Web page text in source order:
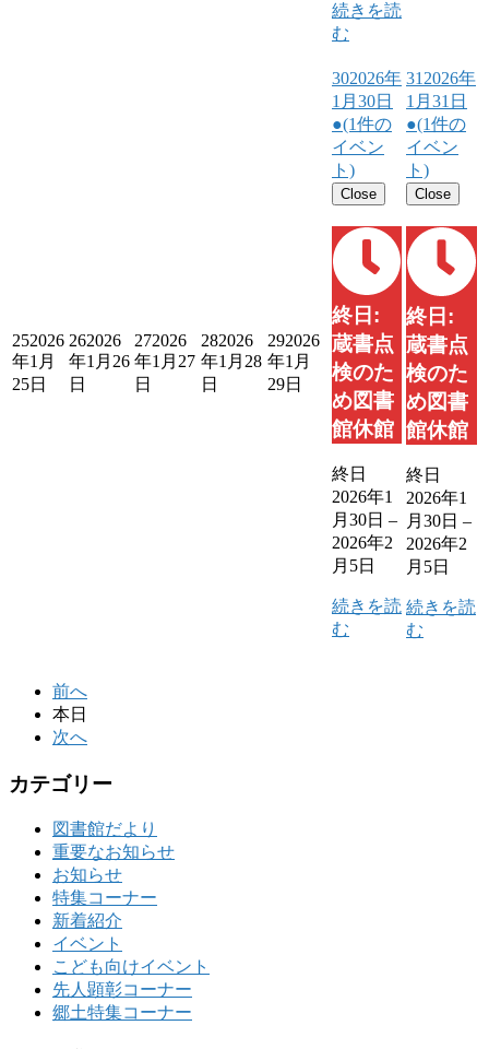
続きを読
む
252026
年1月
25日
262026
年1月26
日
272026
年1月27
日
282026
年1月28
日
292026
年1月
29日
302026年
1月30日
●(1件の
イベン
ト)
Close
終日:
蔵書点
検のた
め図書
館休館
終日
2026年1
月30日 –
2026年2
月5日
続きを読
む
31 2026年
1月31日
●(1件の
イベン
ト)
Close
終日:
蔵書点
検のた
め図書
館休館
終日
2026年1
月30日 –
2026年2
月5日
続きを読
む
前へ
本日
次へ
カテゴリー
図書館だより
重要なお知らせ
お知らせ
特集コーナー
新着紹介
イベント
こども向けイベント
先人顕彰コーナー
郷土特集コーナー